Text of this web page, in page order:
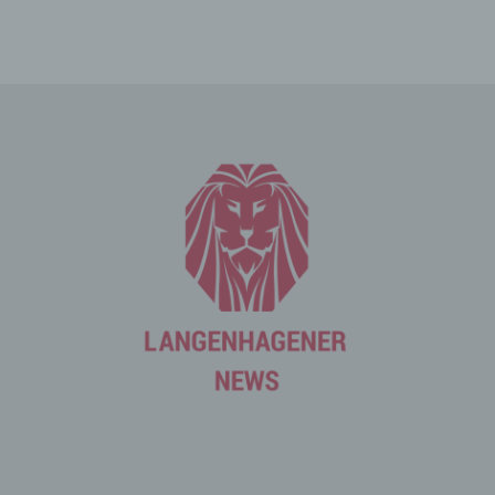
benötigt, um (1) die Inhalte unserer Internetseite korrekt
auszuliefern, (2) die Inhalte unserer Internetseite sowie
die Werbung für diese zu optimieren, (3) die dauerhafte
Funktionsfähigkeit unserer informationstechnologischen
Systeme und der Technik unserer Internetseite zu
gewährleisten sowie (4) um Strafverfolgungsbehörden
notwendigen Informationen bereitzustellen. Diese
anonym erhobenen Daten und Informationen werden